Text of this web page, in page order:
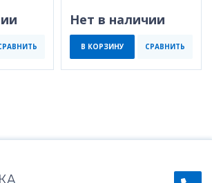
Нет в наличии
В КОРЗИНУ СРАВНИТЬ